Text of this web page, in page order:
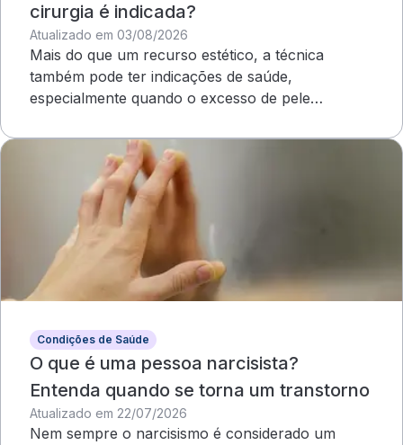
cirurgia é indicada?
Atualizado em 03/08/2026
Mais do que um recurso estético, a técnica
também pode ter indicações de saúde,
especialmente quando o excesso de pele
Condições de Saúde
O que é uma pessoa narcisista?
Entenda quando se torna um transtorno
Atualizado em 22/07/2026
Nem sempre o narcisismo é considerado um